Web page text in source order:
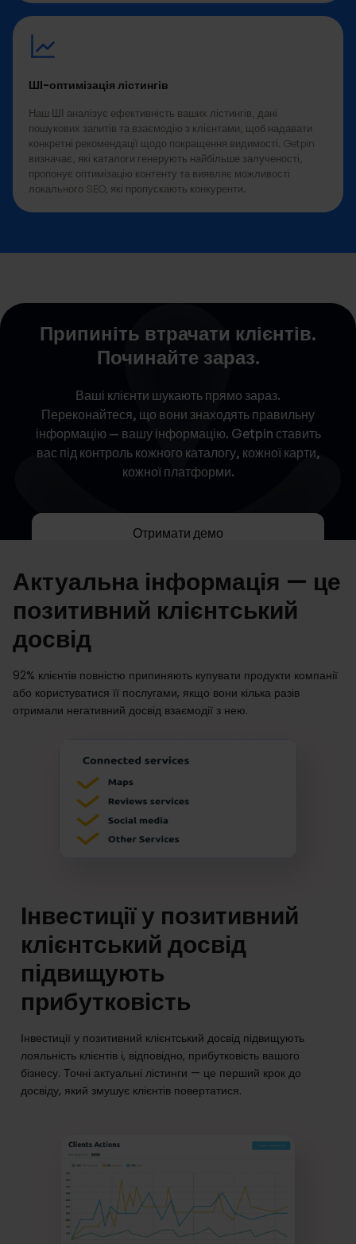
ШІ-оптимізація лістингів
Наш ШІ аналізує ефективність ваших лістингів, дані
пошукових запитів та взаємодію з клієнтами, щоб надавати
конкретні рекомендації щодо покращення видимості. Getpin
визначає, які каталоги генерують найбільше залученості,
пропонує оптимізацію контенту та виявляє можливості
локального SEO, які пропускають конкуренти.
Припиніть втрачати клієнтів.
Починайте зараз.
Ваші клієнти шукають прямо зараз.
Переконайтеся, що вони знаходять правильну
інформацію — вашу інформацію. Getpin ставить
вас під контроль кожного каталогу, кожної карти,
кожної платформи.
Отримати демо
Актуальна інформація — це
позитивний клієнтський
досвід
92% клієнтів повністю припиняють купувати продукти компанії
або користуватися її послугами, якщо вони кілька разів
отримали негативний досвід взаємодії з нею.
Інвестиції у позитивний
клієнтський досвід
підвищують
прибутковість
Інвестиції у позитивний клієнтський досвід підвищують
лояльність клієнтів і, відповідно, прибутковість вашого
бізнесу. Точні актуальні лістинги — це перший крок до
досвіду, який змушує клієнтів повертатися.